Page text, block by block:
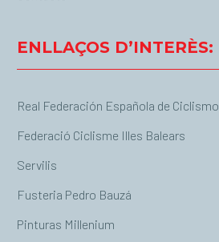
ENLLAÇOS D’INTERÈS:
Real Federación Española de Ciclismo
Federació Ciclisme Illes Balears
Servilis
Fusteria Pedro Bauzá
Pinturas Millenium